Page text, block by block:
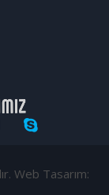
Web Tasarım: